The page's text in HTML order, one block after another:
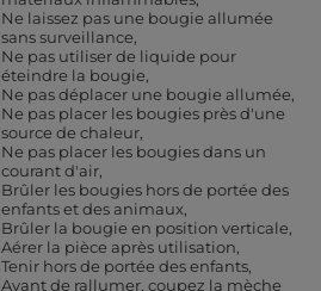
Ne laissez pas une bougie allumée
sans surveillance
Ne pas utiliser de liquide pour
éteindre la bougie
Ne pas déplacer une bougie allumée
Ne pas placer les bougies près d'une
source de chaleur
Ne pas placer les bougies dans un
courant d'air
Brûler les bougies hors de portée des
enfants et des animaux
Brûler la bougie en position verticale
Aérer la pièce après utilisation
Tenir hors de portée des enfants
Avant de rallumer, coupez la mèche